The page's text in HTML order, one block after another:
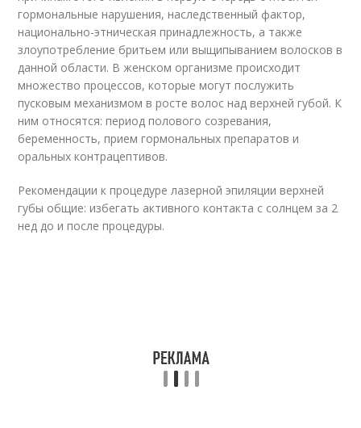
гормональные нарушения, наследственный фактор,
национально-этническая принадлежность, а также
злоупотребление бритьем или выщипыванием волосков в
данной области. В женском организме происходит
множество процессов, которые могут послужить
пусковым механизмом в росте волос над верхней губой. К
ним относятся: период полового созревания,
беременность, прием гормональных препаратов и
оральных контрацептивов.
Рекомендации к процедуре лазерной эпиляции верхней
губы общие: избегать активного контакта с солнцем за 2
нед до и после процедуры.